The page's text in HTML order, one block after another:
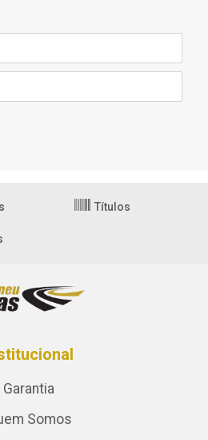
Títulos
Garantia
Somos